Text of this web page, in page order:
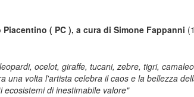
( PC ), a cura di Simone Fappanni
ocelot, giraffe, tucani, zebre, tigri,
una volta l'artista celebra il caos e la bellezza
ecosistemi di inestimabile valore"